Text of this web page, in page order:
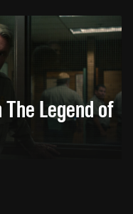
Legend of